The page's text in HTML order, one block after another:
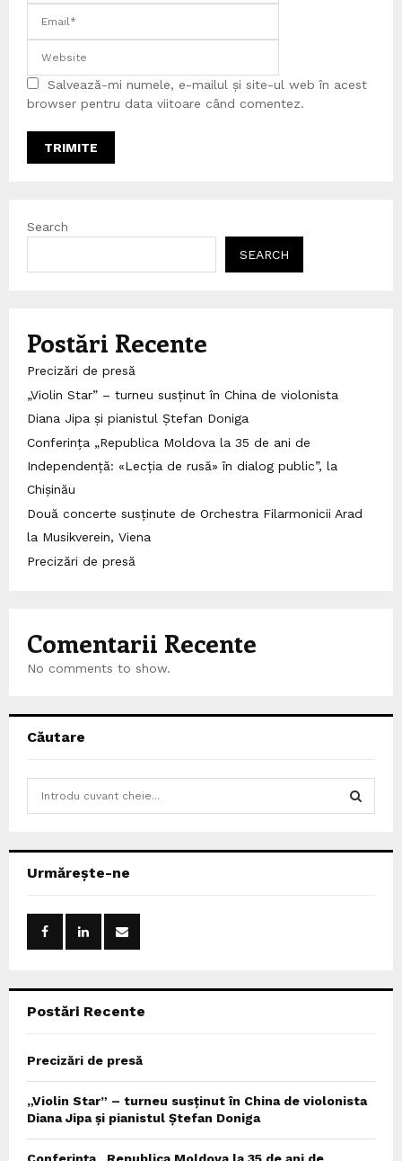
Salvează-mi numele, e-mailul și site-ul web în acest
browser pentru data viitoare când comentez.
Search
SEARCH
Postări Recente
Precizări de presă
„Violin Star” – turneu susținut în China de violonista
Diana Jipa și pianistul Ștefan Doniga
Conferința „Republica Moldova la 35 de ani de
Independență: «Lecția de rusă» în dialog public”, la
Chișinău
Două concerte susținute de Orchestra Filarmonicii Arad
la Musikverein, Viena
Precizări de presă
Comentarii Recente
No comments to show.
Căutare
h
o
Urmărește-ne
Postări Recente
Precizări de presă
„Violin Star” – turneu susținut în China de violonista
Diana Jipa și pianistul Ștefan Doniga
Conferința „Republica Moldova la 35 de ani de